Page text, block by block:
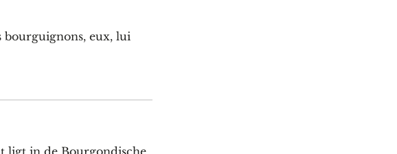
bourguignons, eux, lui
ligt in de Bourgondische